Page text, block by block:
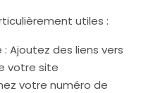
utiles :
Ajoutez des liens vers
votre site
votre numéro de